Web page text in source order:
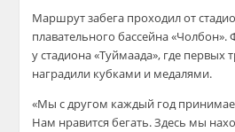
Маршрут забега проходил от
плавательного бассейна «Чолбон».
у стадиона «Туймаада», где первых
наградили кубками и медалями.
«Мы с другом каждый год
Нам нравится бегать. Здесь мы